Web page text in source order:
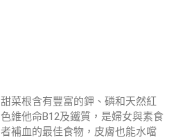
甜菜根含有豐富的鉀、磷和天然紅
色維他命B12及鐵質，是婦女與素食
者補血的最佳食物，皮膚也能水噹